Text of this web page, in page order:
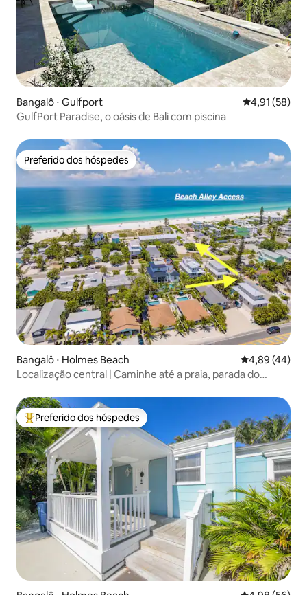
Bangalô ⋅ Gulfport 4,91 de uma
4,91 (58)
GulfPort Paradise, o oásis de Bali com piscina
Preferido dos hóspedes
Preferido dos hóspedes
Bangalô ⋅ Holmes Beach 4,89 de uma
4,89 (44)
Localização central | Caminhe até a praia, parada do
Entre os melhores preferidos dos hóspedes
Preferido dos hóspedes